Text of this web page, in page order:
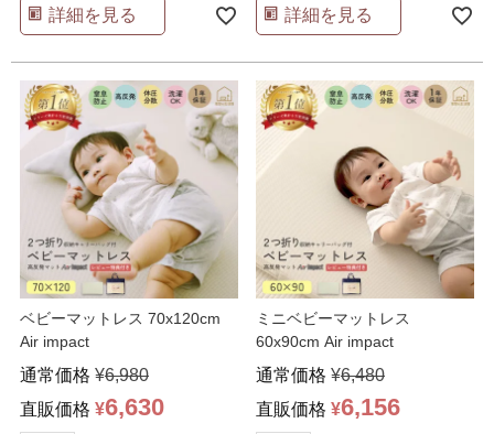
詳細を見る 詳細を見る
ベビーマットレス 70x120cm
Air impact
通常価格 ¥6,980
直販価格 ¥6,630
ミニベビーマットレス
60x90cm Air impact
通常価格 ¥6,480
直販価格 ¥6,156